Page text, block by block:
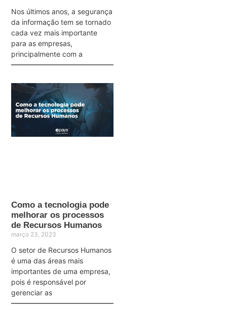
Nos últimos anos, a segurança
da informação tem se tornado
cada vez mais importante
para as empresas,
principalmente com a
Como a tecnologia pode
melhorar os processos
de Recursos Humanos
março 23, 2023
O setor de Recursos Humanos
é uma das áreas mais
importantes de uma empresa,
pois é responsável por
gerenciar as